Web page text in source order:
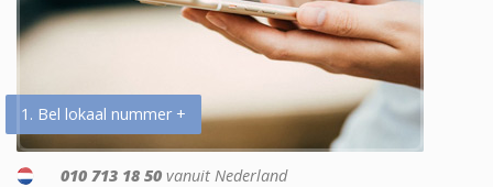
1. Bel lokaal nummer +
010 713 18 50 vanuit Nederland